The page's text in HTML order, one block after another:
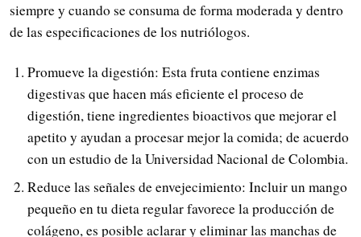
siempre y cuando se consuma de forma moderada y dentro
de las especificaciones de los nutriólogos.
Promueve la digestión: Esta fruta contiene enzimas
digestivas que hacen más eficiente el proceso de
digestión, tiene ingredientes bioactivos que mejorar el
apetito y ayudan a procesar mejor la comida; de acuerdo
con un estudio de la Universidad Nacional de Colombia.
Reduce las señales de envejecimiento: Incluir un mango
pequeño en tu dieta regular favorece la producción de
colágeno, es posible aclarar y eliminar las manchas de